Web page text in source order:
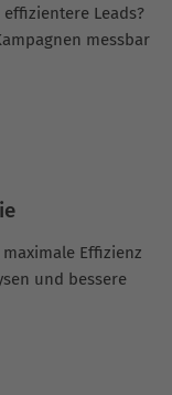
Leads?
messbar
Effizienz
und bessere